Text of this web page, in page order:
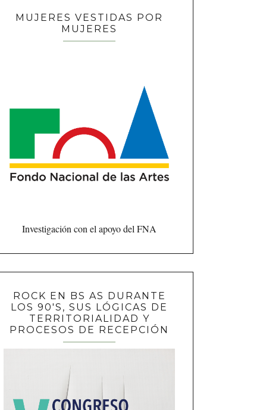
MUJERES VESTIDAS POR
MUJERES
Investigación con el apoyo del FNA
ROCK EN BS AS DURANTE
LOS 90'S, SUS LÓGICAS DE
TERRITORIALIDAD Y
PROCESOS DE RECEPCIÓN